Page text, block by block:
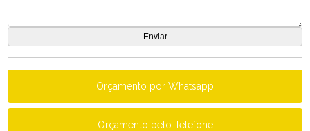
Orçamento por Whatsapp
Orçamento pelo Telefone